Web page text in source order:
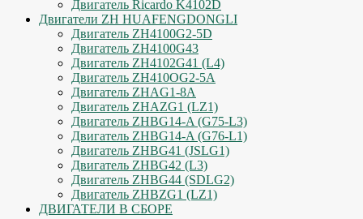
Двигатель Ricardo K4102D
Двигатели ZH HUAFENGDONGLI
Двигатель ZH4100G2-5D
Двигатель ZH4100G43
Двигатель ZH4102G41 (L4)
Двигатель ZH410OG2-5A
Двигатель ZHAG1-8A
Двигатель ZHAZG1 (LZ1)
Двигатель ZHBG14-A (G75-L3)
Двигатель ZHBG14-A (G76-L1)
Двигатель ZHBG41 (JSLG1)
Двигатель ZHBG42 (L3)
Двигатель ZHBG44 (SDLG2)
Двигатель ZHBZG1 (LZ1)
ДВИГАТЕЛИ В СБОРЕ